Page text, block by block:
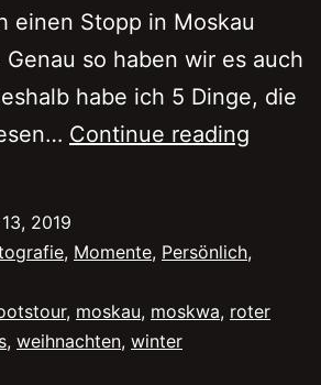
einen Stopp in Moskau
so haben wir es auch
habe ich 5 Dinge, die
Continue reading
2019
, Momente, Persönlich,
, moskau, moskwa, roter
, weihnachten, winter